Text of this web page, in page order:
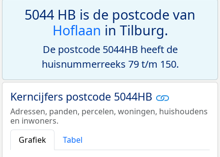
5044 HB is de postcode van
Hoflaan in Tilburg.
De postcode 5044HB heeft de
huisnummerreeks 79 t/m 150.
Kerncijfers postcode 5044HB
Adressen, panden, percelen, woningen, huishoudens
en inwoners.
Grafiek
Tabel